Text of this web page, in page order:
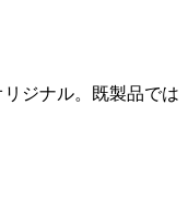
ジナル。既製品では